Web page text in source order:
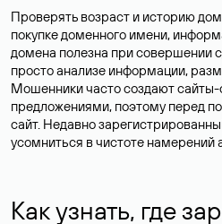
Проверять возраст и историю
покупке доменного имени,
домена полезна при совершении
просто анализе информации,
Мошенники часто создают
предложениями, поэтому перед
сайт. Недавно
усомниться в чистоте намерений
Как узнать, где